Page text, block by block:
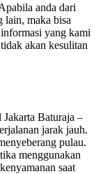
anda dari
lain, maka bisa
yang kami
akan kesulitan
Jakarta Baturaja –
jarak jauh.
pulau.
menggunakan
saat